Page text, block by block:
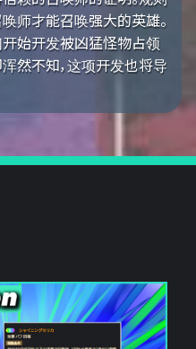
师才能召唤强大的英雄。
始开发被凶猛怪物占领
然不知，这项开发也将导